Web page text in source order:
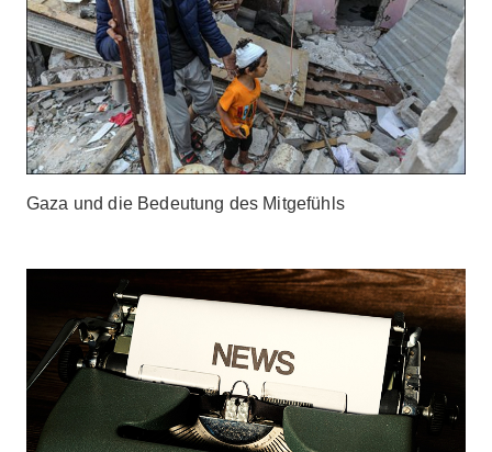
Gaza und die Bedeutung des Mitgefühls